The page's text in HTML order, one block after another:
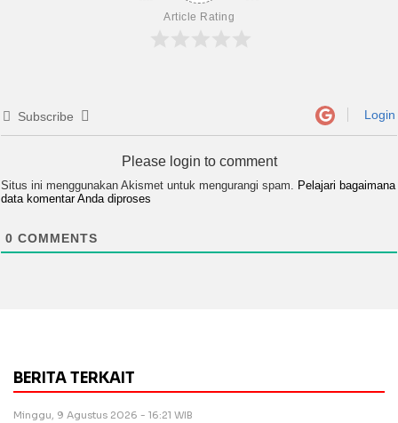
Article Rating
Subscribe Login
Please login to comment
Situs ini menggunakan Akismet untuk mengurangi spam. Pelajari bagaimana
data komentar Anda diproses
0 COMMENTS
BERITA TERKAIT
Minggu, 9 Agustus 2026 - 16:21 WIB